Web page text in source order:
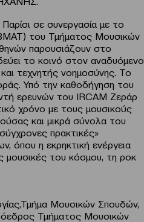
σε συνεργασία με το
του Τμήματος Μουσικών
παρουσιάζουν στο
το κοινό στον αναδυόμενο
τεχνητής νοημοσύνης. Το
Υπό την καθοδήγηση του
ερευνών του IRCAM Ζεράρ
χρόνο με τους μουσικούς
και μικρά σύνολα του
πρακτικές»
όπου η εκρηκτική ενέργεια
μουσικές του κόσμου, τη ροκ
Μουσικών Σπουδών,
Τμήματος Μουσικών